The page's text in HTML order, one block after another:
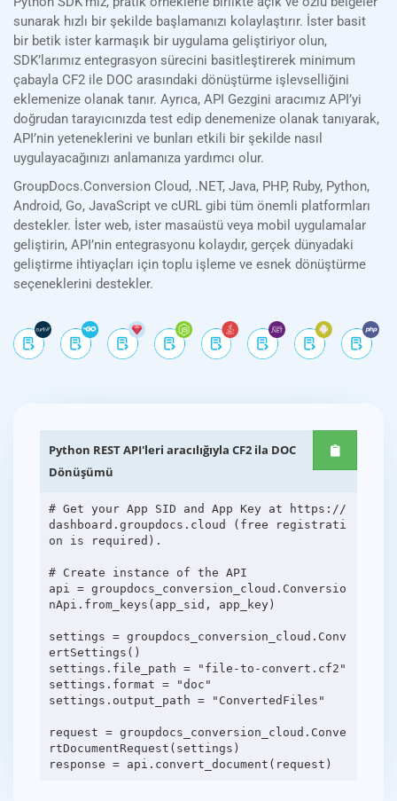
sunarak hızlı bir şekilde başlamanızı kolaylaştırır. İster basit
bir betik ister karmaşık bir uygulama geliştiriyor olun,
SDK’larımız entegrasyon sürecini basitleştirerek minimum
çabayla CF2 ile DOC arasındaki dönüştürme işlevselliğini
eklemenize olanak tanır. Ayrıca, API Gezgini aracımız API’yi
doğrudan tarayıcınızda test edip denemenize olanak tanıyarak,
API’nin yeteneklerini ve bunları etkili bir şekilde nasıl
uygulayacağınızı anlamanıza yardımcı olur.
GroupDocs.Conversion Cloud, .NET, Java, PHP, Ruby, Python,
Android, Go, JavaScript ve cURL gibi tüm önemli platformları
destekler. İster web, ister masaüstü veya mobil uygulamalar
geliştirin, API’nin entegrasyonu kolaydır, gerçek dünyadaki
geliştirme ihtiyaçları için toplu işleme ve esnek dönüştürme
seçeneklerini destekler.
Python REST API'leri aracılığıyla CF2 ila DOC
Dönüşümü
# Get your App SID and App Key at https://
dashboard.groupdocs.cloud (free registrati
on is required).
# Create instance of the API
api = groupdocs_conversion_cloud.Conversio
nApi.from_keys(app_sid, app_key)
settings = groupdocs_conversion_cloud.Conv
ertSettings()
settings.file_path = "file-to-convert.cf2"
settings.format = "doc"
settings.output_path = "ConvertedFiles"
request = groupdocs_conversion_cloud.Conve
rtDocumentRequest(settings)